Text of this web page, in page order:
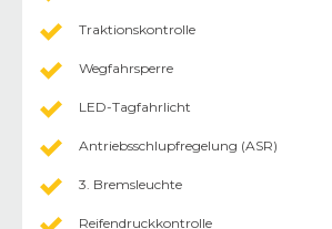
Traktionskontrolle
Wegfahrsperre
LED-Tagfahrlicht
Antriebsschlupfregelung (ASR)
3. Bremsleuchte
Reifendruckkontrolle